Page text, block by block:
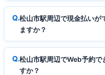
松山市駅周辺で現金払いが
ますか？
松山市駅周辺でWeb予約で
すか？